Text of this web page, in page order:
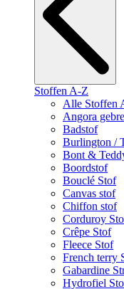
Stoffen A-Z
Alle Stoffen
Angora
Badstof
Burlington /
Bont &
Boordstof
Bouclé Stof
Canvas stof
Chiffon stof
Corduroy
Crêpe Stof
Fleece Stof
French terry
Gabardine
Hydrofiel